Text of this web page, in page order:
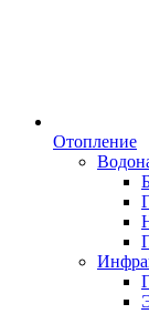
Отопление